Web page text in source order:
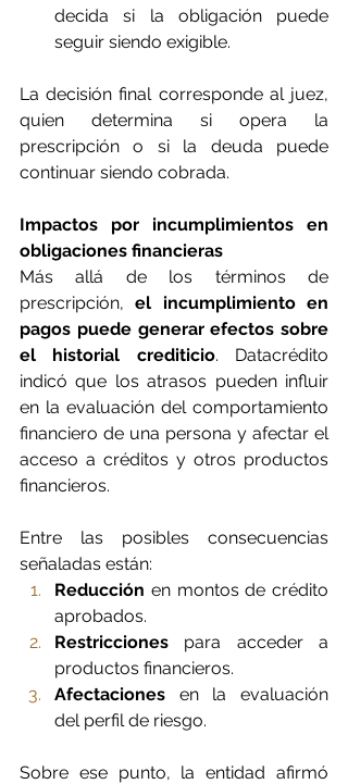
decida si la obligación puede
seguir siendo exigible.
La decisión final corresponde al juez,
quien determina si opera la
prescripción o si la deuda puede
continuar siendo cobrada.
Impactos por incumplimientos en
obligaciones financieras
Más allá de los términos de
prescripción, el incumplimiento en
pagos puede generar efectos sobre
el historial crediticio. Datacrédito
indicó que los atrasos pueden influir
en la evaluación del comportamiento
financiero de una persona y afectar el
acceso a créditos y otros productos
financieros.
Entre las posibles consecuencias
señaladas están:
Reducción en montos de crédito
aprobados.
Restricciones para acceder a
productos financieros.
Afectaciones en la evaluación
del perfil de riesgo.
Sobre ese punto, la entidad afirmó